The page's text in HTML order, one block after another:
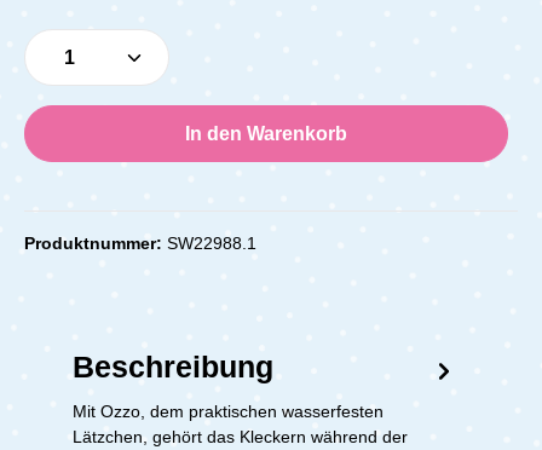
Produkt Anzahl: Gib den gewünschten
In den Warenkorb
Produktnummer: SW22988.1
Beschreibung
Mit Ozzo, dem praktischen wasserfesten
Lätzchen, gehört das Kleckern während der